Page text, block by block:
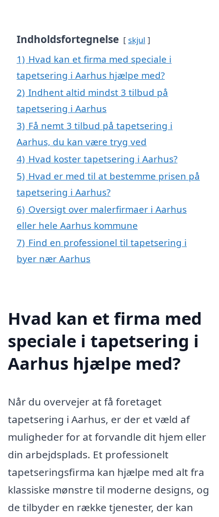
Indholdsfortegnelse skjul
1) Hvad kan et firma med speciale i
tapetsering i Aarhus hjælpe med?
2) Indhent altid mindst 3 tilbud på
tapetsering i Aarhus
3) Få nemt 3 tilbud på tapetsering i
Aarhus, du kan være tryg ved
4) Hvad koster tapetsering i Aarhus?
5) Hvad er med til at bestemme prisen på
tapetsering i Aarhus?
6) Oversigt over malerfirmaer i Aarhus
eller hele Aarhus kommune
7) Find en professionel til tapetsering i
byer nær Aarhus
Hvad kan et firma med
speciale i tapetsering i
Aarhus hjælpe med?
Når du overvejer at få foretaget
tapetsering i Aarhus, er der et væld af
muligheder for at forvandle dit hjem eller
din arbejdsplads. Et professionelt
tapetseringsfirma kan hjælpe med alt fra
klassiske mønstre til moderne designs, og
de tilbyder en række tjenester, der kan